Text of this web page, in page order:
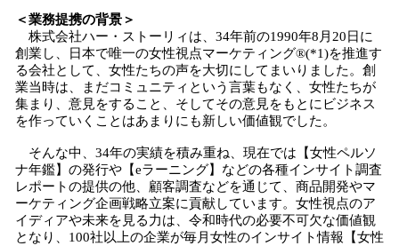
＜業務提携の背景＞
株式会社ハー・ストーリィは、34年前の1990年8⽉20⽇に
創業し、⽇本で唯⼀の⼥性視点マーケティング®(*1)を推進す
る会社として、⼥性たちの声を⼤切にしてまいりました。創
業当時は、まだコミュニティという⾔葉もなく、⼥性たちが
集まり、意⾒をすること、そしてその意⾒をもとにビジネス
を作っていくことはあまりにも新しい価値観でした。
そんな中、34年の実績を積み重ね、現在では【⼥性ペルソ
ナ年鑑】の発⾏や【eラーニング】などの各種インサイト調査
レポートの提供の他、顧客調査などを通じて、商品開発やマ
ーケティング企画戦略⽴案に貢献しています。⼥性視点のア
イディアや未来を⾒る⼒は、令和時代の必要不可⽋な価値観
となり、100社以上の企業が毎⽉⼥性のインサイト情報【⼥性